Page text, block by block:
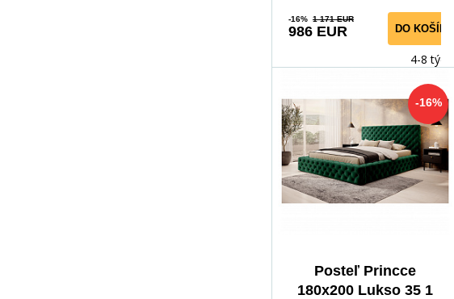
-16% 1 171 EUR
986 EUR DO KOŠÍKA
4-8 týdnů
-16%
Posteľ Princce
180x200 Lukso 35 1